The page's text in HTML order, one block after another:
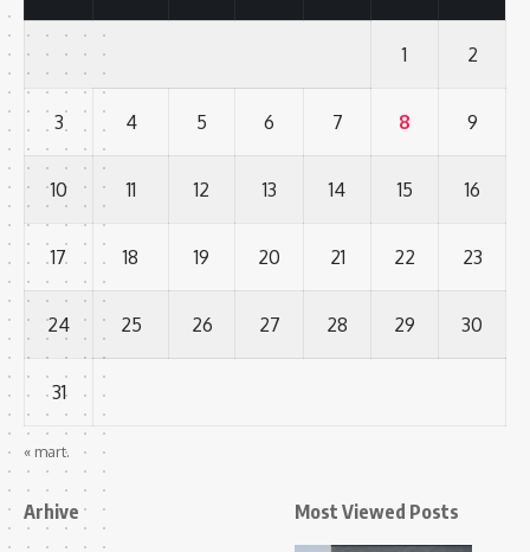
1 2
3 4 5 6 7 8 9
10 11 12 13 14 15 16
17 18 19 20 21 22 23
24 25 26 27 28 29 30
31
« mart.
Arhive Most Viewed Posts